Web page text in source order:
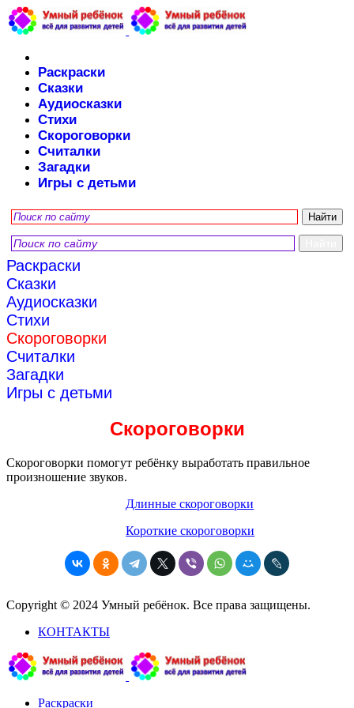
Раскраски
Сказки
Аудиосказки
Стихи
Скороговорки
Считалки
Загадки
Игры с детьми
Раскраски
Сказки
Аудиосказки
Стихи
Скороговорки
Считалки
Загадки
Игры с детьми
Скороговорки
Скороговорки помогут ребёнку выработать правильное
произношение звуков.
Длинные скороговорки
Короткие скороговорки
Copyright © 2024 Умный ребёнок. Все права защищены.
КОНТАКТЫ
Раскраски